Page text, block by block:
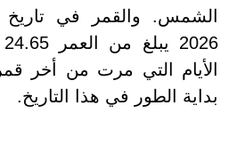
الأيام التي مرت من أخر
بداية الطور في هذا التاريخ.